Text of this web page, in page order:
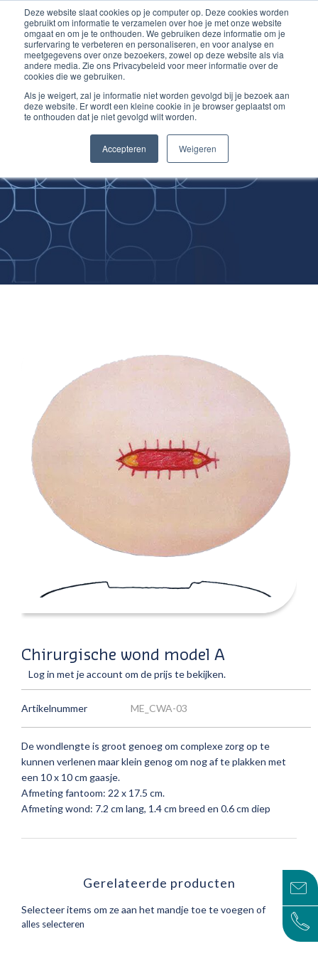
Deze website slaat cookies op je computer op. Deze cookies worden
gebruikt om informatie te verzamelen over hoe je met onze website
omgaat en om je te onthouden. We gebruiken deze informatie om je
surfervaring te verbeteren en personaliseren, en voor analyse en
meetgegevens over onze bezoekers, zowel op deze website als via
andere media. Zie ons Privacybeleid voor meer informatie over de
cookies die we gebruiken.
Als je weigert, zal je informatie niet worden gevolgd bij je bezoek aan
deze website. Er wordt een kleine cookie in je browser geplaatst om
te onthouden dat je niet gevolgd wilt worden.
Accepteren Weigeren
Inloggen account
Ga
naar
de
inhoud
Improving
Medical Skills
Chirurgische wond model A
Log in met je account om de prijs te bekijken.
Artikelnummer ME_CWA-03
De wondlengte is groot genoeg om complexe zorg op te
kunnen verlenen maar klein genog om nog af te plakken met
een 10 x 10 cm gaasje.
Afmeting fantoom: 22 x 17.5 cm.
Afmeting wond: 7.2 cm lang, 1.4 cm breed en 0.6 cm diep
Gerelateerde producten
Selecteer items om ze aan het mandje toe te voegen of
alles selecteren